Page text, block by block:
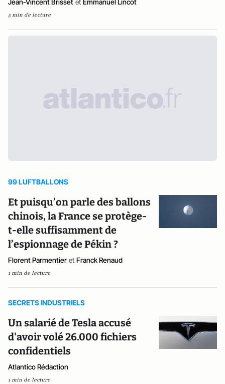
Jean-Vincent Brisset et Emmanuel Lincot
5 min de lecture
99 LUFTBALLONS
Et puisqu’on parle des ballons
chinois, la France se protège-
t-elle suffisamment de
l’espionnage de Pékin ?
Florent Parmentier et Franck Renaud
1 min de lecture
SECRETS INDUSTRIELS
Un salarié de Tesla accusé
d'avoir volé 26.000 fichiers
confidentiels
Atlantico Rédaction
1 min de lecture